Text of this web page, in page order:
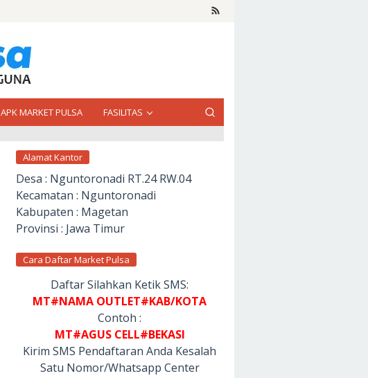
APK MARKET PULSA FASILITAS
Alamat Kantor
Desa : Nguntoronadi RT.24 RW.04
Kecamatan : Nguntoronadi
Kabupaten : Magetan
Provinsi : Jawa Timur
Cara Daftar Market Pulsa
Daftar Silahkan Ketik SMS:
MT#NAMA OUTLET#KAB/KOTA
Contoh :
MT#AGUS CELL#BEKASI
Kirim SMS Pendaftaran Anda Kesalah
Satu Nomor/Whatsapp Center